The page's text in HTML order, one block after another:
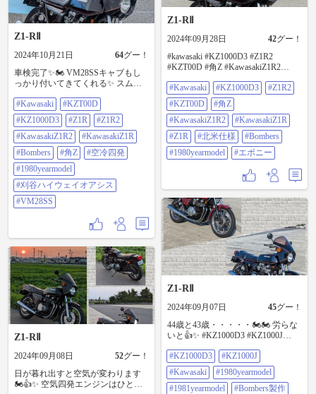
Z1-RⅡ
2024年10月21日 64グー！
車検完了✨🏍️ VM28SSキャブもし
っかり付いてきてくれる✨ スムー
#KZT00D #KZ1000D3 #Z1R #Z1R2
#KawasakiZ1R2 #kawasakiZ1R
#Bombers #角Z #空冷四発
#1980yearmodel #刈谷ハイウェイオ
アシス #VM28SS
#Kawasaki
#KZT00D
#KZ1000D3
#Z1R
#Z1R2
#KawasakiZ1R2
#KawasakiZ1R
#Bombers
#角Z
#空冷四発
#1980yearmodel
#刈谷ハイウェイオアシス
#VM28SS
Z1-RⅡ
2024年09月28日 42グー！
#kawasaki #KZ1000D3 #Z1R2
#KZT00D #角Z #KawasakiZ1R2
#Bombers #1980yearmodel #エボニー
#Kawasaki #KZ1000D3
#Z1R2
#KZT00D
#角Z
#KawasakiZ1R2
#KawasakiZ1R
#Z1R
#北米仕様
#Bombers
#1980yearmodel
#エボニー
Z1-RⅡ
2024年09月08日 52グー！
日が暮れ出すと空気が変わります
🏍️👍✨ 空気四発エンジンはひと息
Z1-RⅡ
2024年09月07日 45グー！
44歳と43歳・・・・・🏍️🏍️ 労らな
いと👍✨ #KZ1000D3 #KZ1000J
#1981yearmodel #Bombers製作
#KZ1000D3
#KZ1000J
#Kawasaki
#1980yearmodel
#1981yearmodel
#Bombers製作